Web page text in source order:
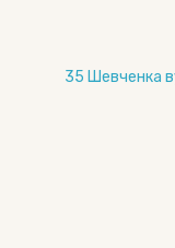
35 Шевченка